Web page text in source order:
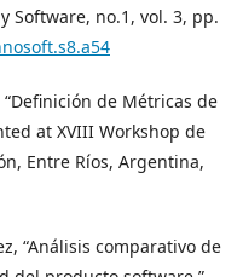
Software, no.1, vol. 3, pp.
“Definición de Métricas de
at XVIII Workshop de
Entre Ríos, Argentina,
“Análisis comparativo de